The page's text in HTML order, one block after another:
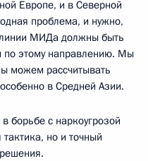
Европе, и в Северной
проблема, и нужно,
МИДа должны быть
по этому направлению. Мы
можем рассчитывать
в Средней Азии.
борьбе с наркоугрозой
но и точный